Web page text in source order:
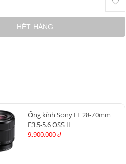
HẾT HÀNG
Ống kính Sony FE 28-70mm
F3.5-5.6 OSS II
9,900,000 đ